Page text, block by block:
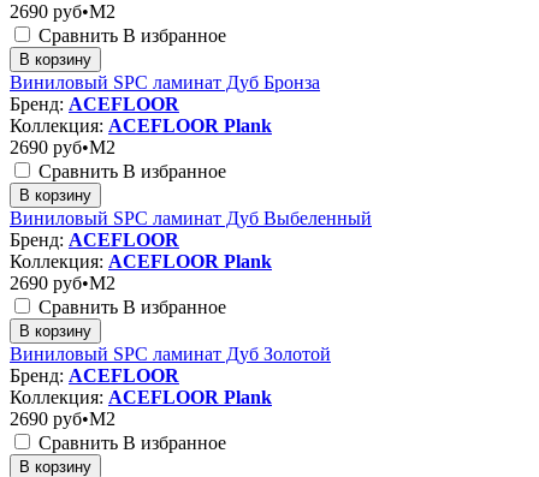
2690 руб•M2
Сравнить В избранное
В корзину
Виниловый SPC ламинат Дуб Бронза
Бренд: ACEFLOOR
Коллекция: ACEFLOOR Plank
2690 руб•M2
Сравнить В избранное
В корзину
Виниловый SPC ламинат Дуб Выбеленный
Бренд: ACEFLOOR
Коллекция: ACEFLOOR Plank
2690 руб•M2
Сравнить В избранное
В корзину
Виниловый SPC ламинат Дуб Золотой
Бренд: ACEFLOOR
Коллекция: ACEFLOOR Plank
2690 руб•M2
Сравнить В избранное
В корзину